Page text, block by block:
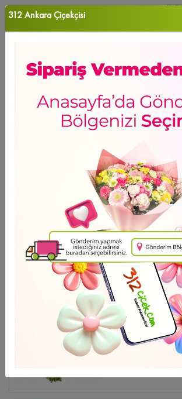
Ana Sayfa ANKARA ÇİÇEK Next Level Çiçekçi
Sıralama
Next Level Çiçekçi
Ücretsiz Teslimat
Peony Bouquet
13.361,14 TL
2 - 4 - 6 Taksit Se?enei
Ücretsiz Teslimat
Düğün Çelenk-10
4.748 ,47 TL
2 - 4 - 6 Taksit Se?enei
312 Ankara Çiçekçisi